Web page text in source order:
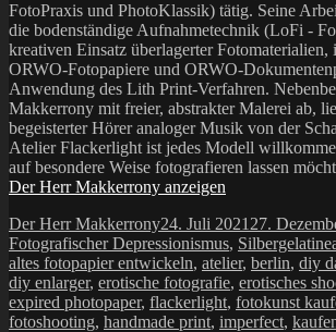
FotoPraxis und PhotoKlassik) tätig. Seine
die bodenständige Aufnahmetechnik (LoFi -
kreativen Einsatz überlagerter Fotomaterialien,
ORWO-Fotopapiere und ORWO-
Anwendung des Lith Print-Verfahren.
Makkerrony mit freier, abstrakter Malerei ab,
begeisterter Hörer analoger Musik von der
Atelier Flackerlight ist jedes Modell
auf besondere Weise fotografieren lassen
Der Herr Makkerrony anzeigen
Autor
Der Herr MakkerronyVeröffentlicht
am
24. Juli 2021 27.
Fotografischer Depressionismus, Silbergelatine
altes fotopapier entwickeln, atelier, berlin, diy
diy enlarger, erotische fotografie, erotisches
expired photopaper, flackerlight, fotokunst
fotoshooting, handmade print, imperfect,